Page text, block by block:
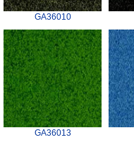
GA36010
GA36013